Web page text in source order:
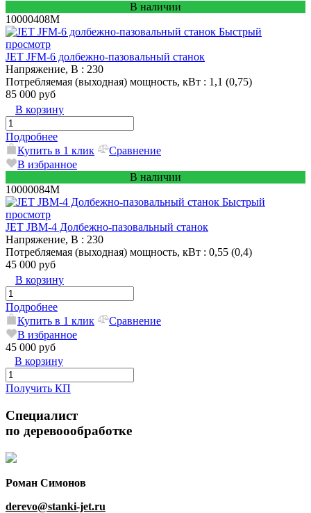
В наличии
10000408M
Быстрый
просмотр
JET JFM-6 долбежно-пазовальный станок
Напряжение, В : 230
Потребляемая (выходная) мощность, кВт : 1,1 (0,75)
85 000 руб
В корзину
Подробнее
Купить в 1 клик
Сравнение
В избранное
В наличии
10000084M
Быстрый
просмотр
JET JBM-4 Долбежно-пазовальный станок
Напряжение, В : 230
Потребляемая (выходная) мощность, кВт : 0,55 (0,4)
45 000 руб
В корзину
Подробнее
Купить в 1 клик
Сравнение
В избранное
45 000 руб
В корзину
Получить КП
Специалист
по деревоообработке
Роман Симонов
derevo@stanki-jet.ru